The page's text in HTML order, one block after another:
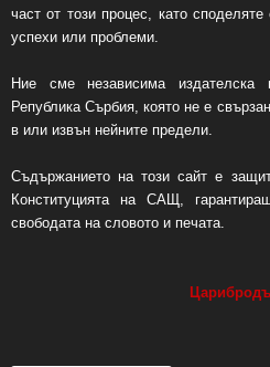
част от този процес, като
успехи или проблеми.
Ние сме независима издателска
Република Сърбия, която не е
в или извън нейните предели.
Съдържанието на този сайт е
Конституцията на САЩ,
свободата на словото и печата.
Царибродъ